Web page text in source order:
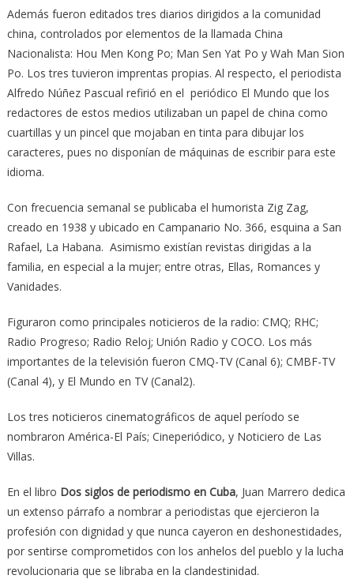
Además fueron editados tres diarios dirigidos a la comunidad
china, controlados por elementos de la llamada China
Nacionalista: Hou Men Kong Po; Man Sen Yat Po y Wah Man Sion
Po. Los tres tuvieron imprentas propias. Al respecto, el periodista
Alfredo Núñez Pascual refirió en el periódico El Mundo que los
redactores de estos medios utilizaban un papel de china como
cuartillas y un pincel que mojaban en tinta para dibujar los
caracteres, pues no disponían de máquinas de escribir para este
idioma.
Con frecuencia semanal se publicaba el humorista Zig Zag,
creado en 1938 y ubicado en Campanario No. 366, esquina a San
Rafael, La Habana. Asimismo existían revistas dirigidas a la
familia, en especial a la mujer; entre otras, Ellas, Romances y
Vanidades.
Figuraron como principales noticieros de la radio: CMQ; RHC;
Radio Progreso; Radio Reloj; Unión Radio y COCO. Los más
importantes de la televisión fueron CMQ-TV (Canal 6); CMBF-TV
(Canal 4), y El Mundo en TV (Canal2).
Los tres noticieros cinematográficos de aquel período se
nombraron América-El País; Cineperiódico, y Noticiero de Las
Villas.
En el libro Dos siglos de periodismo en Cuba, Juan Marrero dedica
un extenso párrafo a nombrar a periodistas que ejercieron la
profesión con dignidad y que nunca cayeron en deshonestidades,
por sentirse comprometidos con los anhelos del pueblo y la lucha
revolucionaria que se libraba en la clandestinidad.